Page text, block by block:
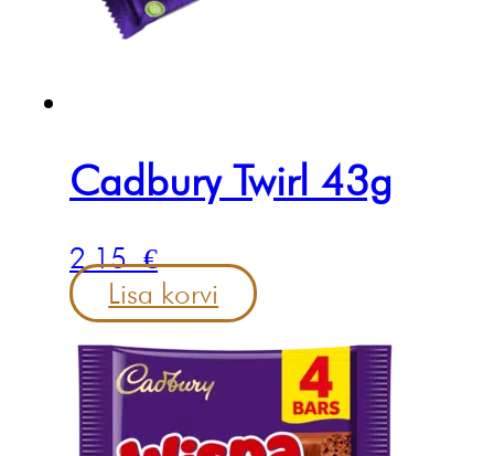
Cadbury Twirl 43g
2.15€
Lisa korvi